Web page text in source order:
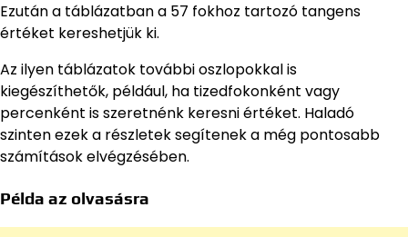
Ezután a táblázatban a 57 fokhoz tartozó tangens
értéket kereshetjük ki.
Az ilyen táblázatok további oszlopokkal is
kiegészíthetők, például, ha tizedfokonként vagy
percenként is szeretnénk keresni értéket. Haladó
szinten ezek a részletek segítenek a még pontosabb
számítások elvégzésében.
Példa az olvasásra